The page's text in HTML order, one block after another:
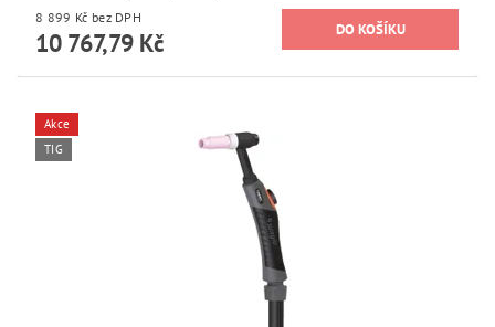
8 899 Kč bez DPH
10 767,79 Kč
Akce
TIG